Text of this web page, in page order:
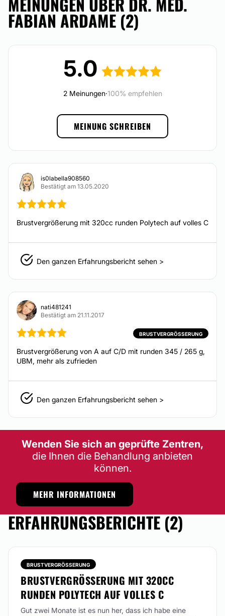
Finanzierungs- oder Zahlungsmöglichkeiten:
Faltenbehandlung
Hyaluronsäure
PRP - Vampir Lifting
Anti-Aging
DERMATOLOGIE
ÄSTHETISCH-KOSMETISCHE BEHANDLUNGEN
Microneedling
FABIAN ARDAME (2)
5.0
2 Meinungen·100% empfehlen
MEINUNG SCHREIBEN
is0labella908560
Bestätigt am 13.05.2020
Brustvergrößerung mit 320cc runden Polytech auf volles C
Den ganzen Erfahrungsbericht sehen >
nati481241
Bestätigt am 21.11.2017
BRUSTVERGRÖSSERUNG
Brustvergrößerung von A auf C/D mit runden 345 / 265 g,
UBM, mehr als zufrieden
Den ganzen Erfahrungsbericht sehen >
Wenden Sie sich an geprüfte Zentren,
die Ihnen die Behandlung anbieten
können.
MEHR INFORMATIONEN
ERFAHRUNGSBERICHTE (2)
BRUSTVERGRÖSSERUNG
BRUSTVERGRÖSSERUNG MIT 320CC R
UNDEN POLYTECH AUF VOLLES C
Gut zwei Monate ist es nun her, dass ich habe eine